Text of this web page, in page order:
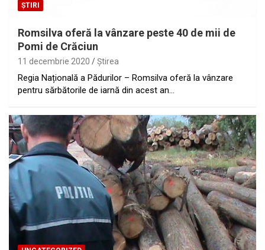
ȘTIRI
Romsilva oferă la vânzare peste 40 de mii de
Pomi de Crăciun
11 decembrie 2020 Ştirea
Regia Națională a Pădurilor – Romsilva oferă la vânzare
pentru sărbătorile de iarnă din acest an…